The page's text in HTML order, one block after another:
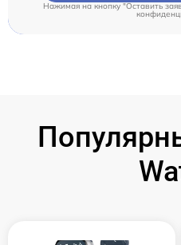
Нажимая на кнопку "Оставить